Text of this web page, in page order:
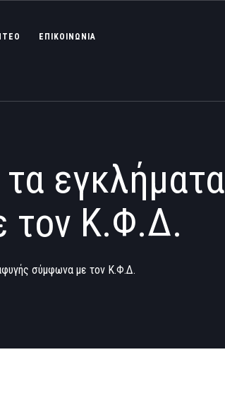
ΕΠΙΚΟΙΝΩΝΙΑ
τα εγκλήματα
τον Κ.Φ.Δ.
σύμφωνα με τον Κ.Φ.Δ.